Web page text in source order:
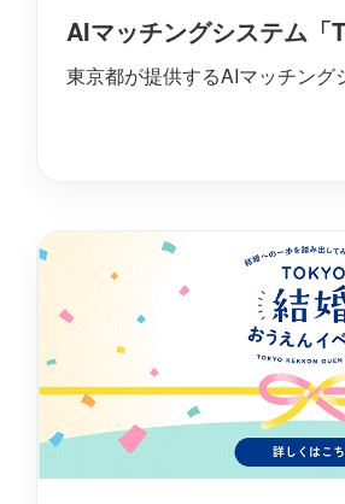
AIマッチングシステム「
東京都が提供するAIマッチング